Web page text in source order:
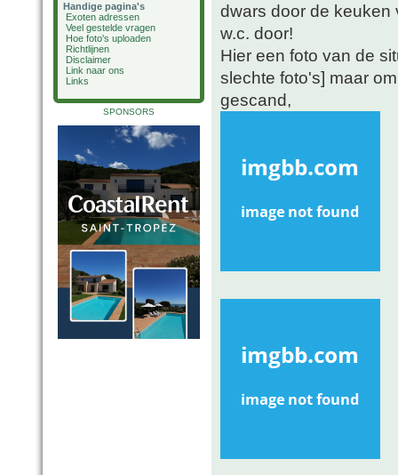
Handige pagina's
Exoten adressen
Veel gestelde vragen
Hoe foto's uploaden
Richtlijnen
Disclaimer
Link naar ons
Links
SPONSORS
dwars door de keuken
w.c. door!
Hier een foto van de
slechte foto's] maar
gescand,